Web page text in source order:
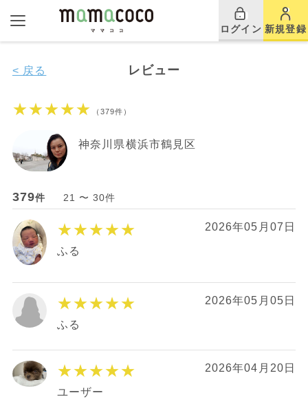
ログイン 新規登録
レビュー
< 戻る
★★★★★ （379件）
神奈川県横浜市鶴見区
379件 21 〜 30件
★★★★★ 2026年05月07日
ふる
★★★★★ 2026年05月05日
ふる
★★★★★ 2026年04月20日
ユーザー